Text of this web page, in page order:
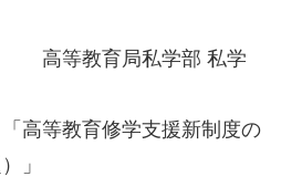
私学部 私学
「高等教育修学支援新制度の
」